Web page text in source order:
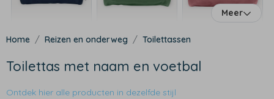
Meer
Reizen en onderweg Toilettassen
Toilettas met naam en voetbal
Ontdek hier alle producten in dezelfde stijl